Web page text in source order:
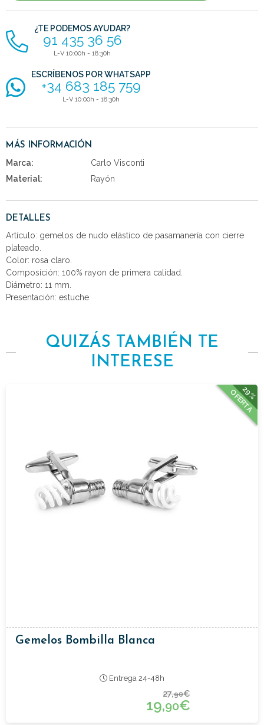
¿TE PODEMOS AYUDAR?
91 435 36 56
L-V 10:00h - 18:30h
ESCRÍBENOS POR WHATSAPP
+34 683 185 759
L-V 10:00h - 18:30h
MÁS INFORMACIÓN
Marca:
Carlo Visconti
Material:
Rayón
DETALLES
Artículo: gemelos de nudo elástico de pasamanería con cierre
plateado.
Color: rosa claro.
Composición: 100% rayon de primera calidad.
Diámetro: 11 mm.
Presentación: estuche.
QUIZÁS TAMBIÉN TE
INTERESE
29%
OFERTA
Gemelos Bombilla Blanca
Entrega 24-48h
27,90€
19,90€